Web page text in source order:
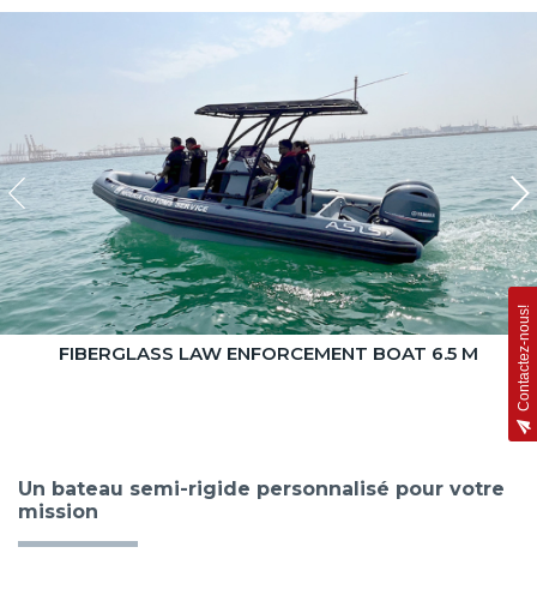
FIBERGLASS LAW ENFORCEMENT BOAT 6.5 M
Un bateau semi-rigide personnalisé pour votre
mission
Contactez-nous!